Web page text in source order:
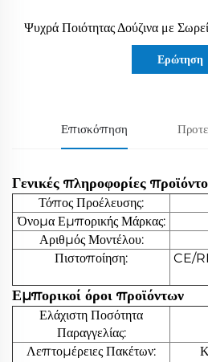
Ψυχρά Ποιότητας Δούζινα με
Ερώτηση
Επισκόπηση
Γενικές πληροφορίες
Τόπος Προέλευσης:
Όνομα Εμπορικής Μάρκας:
Αριθμός Μοντέλου:
Πιστοποίηση:
CE/
Εμπορικοί όροι προϊόντων
Ελάχιστη Ποσότητα
Παραγγελίας:
Λεπτομέρειες Πακέτων: